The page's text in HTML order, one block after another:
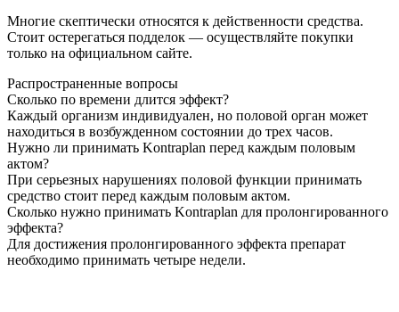
Многие скептически относятся к действенности средства.
Стоит остерегаться подделок — осуществляйте покупки
только на официальном сайте.
Распространенные вопросы
Сколько по времени длится эффект?
Каждый организм индивидуален, но половой орган может
находиться в возбужденном состоянии до трех часов.
Нужно ли принимать Kontraplan перед каждым половым
актом?
При серьезных нарушениях половой функции принимать
средство стоит перед каждым половым актом.
Сколько нужно принимать Kontraplan для пролонгированного
эффекта?
Для достижения пролонгированного эффекта препарат
необходимо принимать четыре недели.